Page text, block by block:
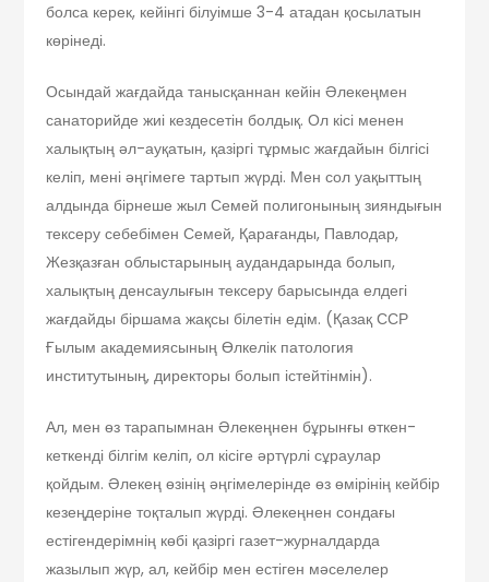
болса керек, кейінгі білуімше 3-4 атадан қосылатын
көрінеді.
Осындай жағдайда танысқаннан кейін Әлекеңмен
санаторийде жиі кездесетін болдық. Ол кісі менен
халықтың әл-ауқатын, қазіргі тұрмыс жағдайын білгісі
келіп, мені әңгімеге тартып жүрді. Мен сол уақыттың
алдында бірнеше жыл Семей полигонының зияндығын
тексеру себебімен Семей, Қарағанды, Павло­дар,
Жезқазған облыстарының аудандарында болып,
халықтың денсаулығын тексеру барысында елдегі
жағдайды біршама жақсы білетін едім. (Қазақ ССР
Ғылым академиясының Өлкелік пато­логия
институтының, директоры болып істейтінмін).
Ал, мен өз тарапымнан Әлекеңнен бұрынғы өткен-
кеткенді білгім келіп, ол кісіге әртүрлі сұраулар
қойдым. Әлекең өзінің әңгімелерінде өз өмірінің кейбір
кезеңдеріне тоқталып жүрді. Әлекеңнен сондағы
естігендерімнің көбі қазіргі газет-журналдарда
жазылып жүр, ал, кейбір мен естіген мәселелер